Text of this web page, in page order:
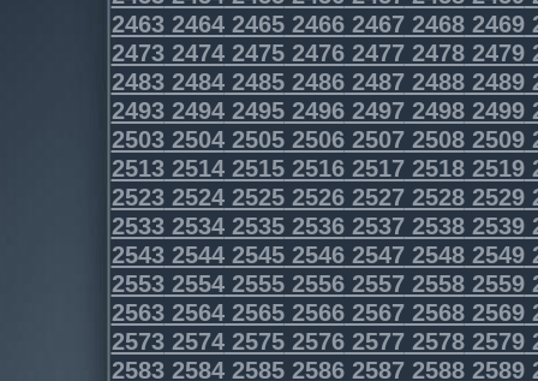
2463246424652466246724682469
2473247424752476247724782479
2483248424852486248724882489
2493249424952496249724982499
2503250425052506250725082509
2513251425152516251725182519
2523252425252526252725282529
2533253425352536253725382539
2543254425452546254725482549
2553255425552556255725582559
2563256425652566256725682569
2573257425752576257725782579
2583258425852586258725882589